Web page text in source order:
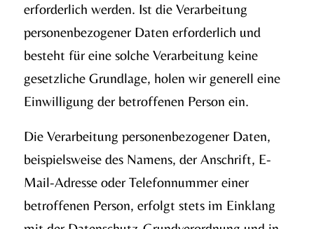
erforderlich werden. Ist die Verarbeitung
personenbezogener Daten erforderlich und
besteht für eine solche Verarbeitung keine
gesetzliche Grundlage, holen wir generell eine
Einwilligung der betroffenen Person ein.
Die Verarbeitung personenbezogener Daten,
beispielsweise des Namens, der Anschrift, E-
Mail-Adresse oder Telefonnummer einer
betroffenen Person, erfolgt stets im Einklang